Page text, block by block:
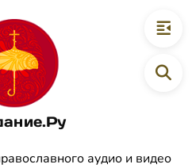
аудио и видео